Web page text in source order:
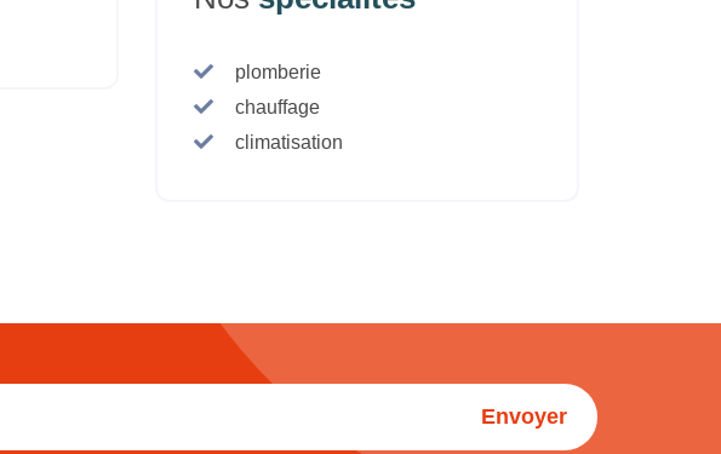
plomberie
chauffage
climatisation
Envoyer